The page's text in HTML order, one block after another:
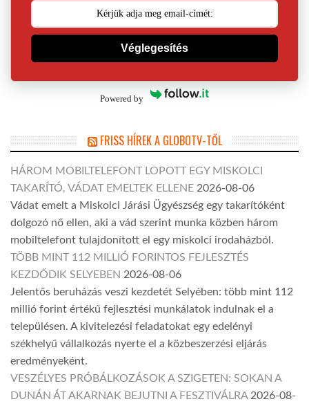
Véglegesítés
Powered by
FRISS HÍREK A GLOBOTV-TŐL
HÁROM MOBILTELEFONT LOPOTT EGY MISKOLCI
TAKARÍTÓ, VÁDAT EMELTEK ELLENE 2026-08-06
Vádat emelt a Miskolci Járási Ügyészség egy takarítóként
dolgozó nő ellen, aki a vád szerint munka közben három
mobiltelefont tulajdonított el egy miskolci irodaházból.
TÖBB MINT 112 MILLIÓ FORINTOS FEJLESZTÉS
KEZDŐDIK SELYEBEN 2026-08-06
Jelentős beruházás veszi kezdetét Selyében: több mint 112
millió forint értékű fejlesztési munkálatok indulnak el a
településen. A kivitelezési feladatokat egy edelényi
székhelyű vállalkozás nyerte el a közbeszerzési eljárás
eredményeként.
VESZÉLYES PRÓBÁLKOZÁSOK A SZIGETEN: SOKAN A
DUNÁN ÁT AKARNAK BEJUTNI A FESZTIVÁLRA 2026-08-